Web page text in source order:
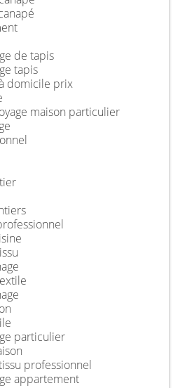
de tapis
tapis
domicile prix
maison particulier
particulier
professionnel
appartement